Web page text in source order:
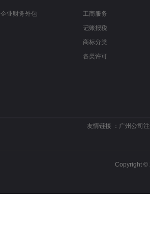
企业财务外包
工商服务
记账报税
商标分类
各类许可
友情链接 ： 广州公司
Copyright ©